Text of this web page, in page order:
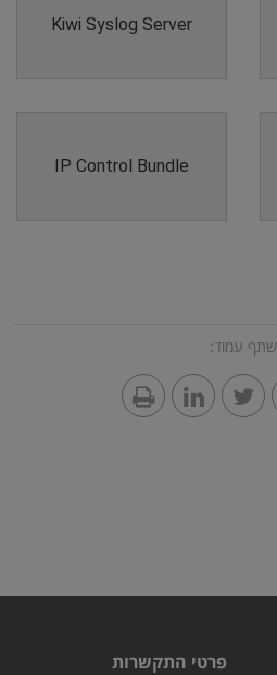
Kiwi Syslog Server
IP Control Bundle
שתף עמוד:
פרטי התקשרות